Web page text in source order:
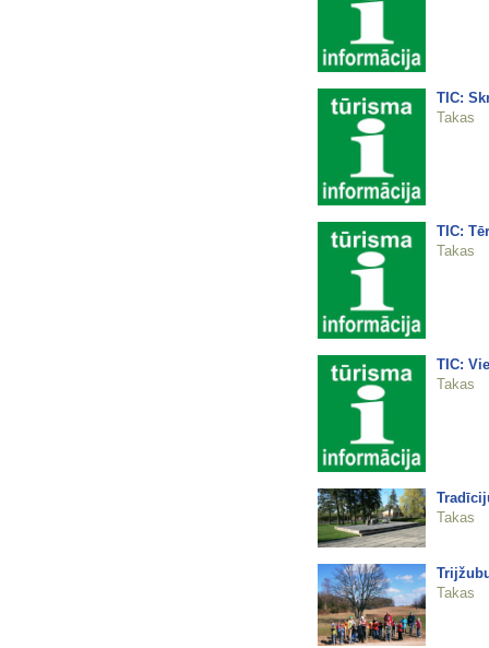
TIC:
Takas
TIC:
Takas
TIC:
Takas
Takas
Takas